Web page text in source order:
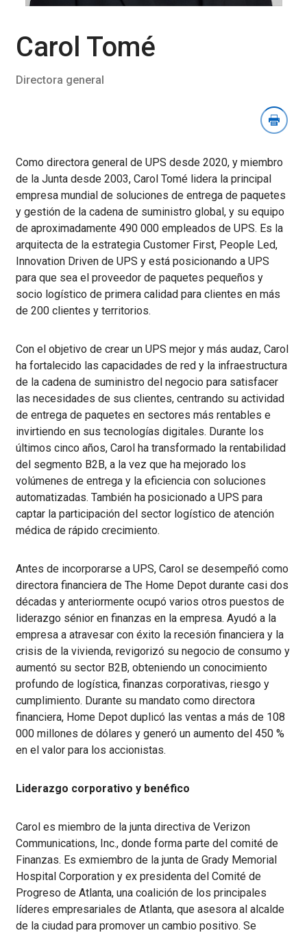
Carol Tomé
Directora general
Como directora general de UPS desde 2020, y miembro
de la Junta desde 2003, Carol Tomé lidera la principal
empresa mundial de soluciones de entrega de paquetes
y gestión de la cadena de suministro global, y su equipo
de aproximadamente 490 000 empleados de UPS. Es la
arquitecta de la estrategia Customer First, People Led,
Innovation Driven de UPS y está posicionando a UPS
para que sea el proveedor de paquetes pequeños y
socio logístico de primera calidad para clientes en más
de 200 clientes y territorios.
Con el objetivo de crear un UPS mejor y más audaz, Carol
ha fortalecido las capacidades de red y la infraestructura
de la cadena de suministro del negocio para satisfacer
las necesidades de sus clientes, centrando su actividad
de entrega de paquetes en sectores más rentables e
invirtiendo en sus tecnologías digitales. Durante los
últimos cinco años, Carol ha transformado la rentabilidad
del segmento B2B, a la vez que ha mejorado los
volúmenes de entrega y la eficiencia con soluciones
automatizadas. También ha posicionado a UPS para
captar la participación del sector logístico de atención
médica de rápido crecimiento.
Antes de incorporarse a UPS, Carol se desempeñó como
directora financiera de The Home Depot durante casi dos
décadas y anteriormente ocupó varios otros puestos de
liderazgo sénior en finanzas en la empresa. Ayudó a la
empresa a atravesar con éxito la recesión financiera y la
crisis de la vivienda, revigorizó su negocio de consumo y
aumentó su sector B2B, obteniendo un conocimiento
profundo de logística, finanzas corporativas, riesgo y
cumplimiento. Durante su mandato como directora
financiera, Home Depot duplicó las ventas a más de 108
000 millones de dólares y generó un aumento del 450 %
en el valor para los accionistas.
Liderazgo corporativo y benéfico
Carol es miembro de la junta directiva de Verizon
Communications, Inc., donde forma parte del comité de
Finanzas. Es exmiembro de la junta de Grady Memorial
Hospital Corporation y ex presidenta del Comité de
Progreso de Atlanta, una coalición de los principales
líderes empresariales de Atlanta, que asesora al alcalde
de la ciudad para promover un cambio positivo. Se
la
Descargar
imagen